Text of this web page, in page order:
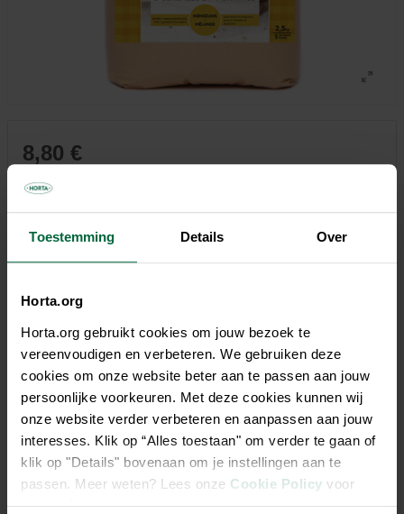
Toestemming Details Over
Horta.org
Horta.org gebruikt cookies om jouw bezoek te
vereenvoudigen en verbeteren. We gebruiken deze
cookies om onze website beter aan te passen aan jouw
persoonlijke voorkeuren. Met deze cookies kunnen wij
onze website verder verbeteren en aanpassen aan jouw
interesses. Klik op “Alles toestaan" om verder te gaan of
klik op "Details" bovenaan om je instellingen aan te
passen. Meer weten? Lees onze Cookie Policy voor
meer informatie.
8,80 €
Tous les magasins n'ont pas la même gamme
Description
Farine pour pain 5 céréales et 4 graines 2,5kg
La farine de Bakers@Home est d'une qualité boulangère
Grâce à la recette de base ci-dessous, vous pouvez faire
vous-même le pain le plus délicieux à la maison